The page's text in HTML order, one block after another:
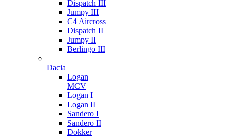
Dispatch III
Jumpy III
C4 Aircross
Dispatch II
Jumpy II
Berlingo III
Dacia
Logan
MCV
Logan I
Logan II
Sandero I
Sandero II
Dokker